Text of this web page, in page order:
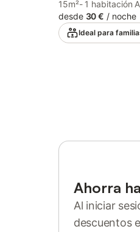
15m²- 1 habitación
Superficie del
de habitaciones: 1 -
Número de baños: 1
incluidos -
bebé, Silla alta -
Animales
indicados están
la temporada y son
desde 30 € / noche
Ideal para
Ahorra
Al iniciar
descuentos